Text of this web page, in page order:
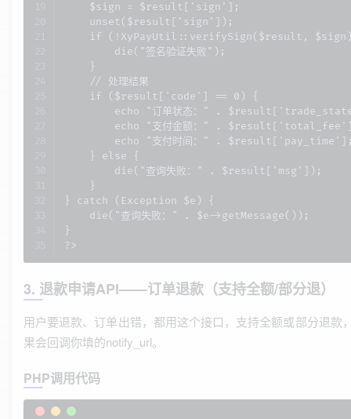
    $sign = $result['sign'];
    unset($result['sign']);
if (!XyPayUtil::verifySign($result,
        die("签名验证失败");
    }
    // 处理结果
    if ($result['code'] == 0) {
echo "订单状态：" .
echo "支付金额：" .
echo "支付时间：" .
    } else {
        die("查询失败：" . $result['msg']);
    }
} catch (Exception $e) {
    die("查询失败：" . $e->getMessage());
}
?>
3. 退款申请API——订单退款（支持全额/部分退）
用户要退款、订单出错，都用这个接口，支持全额或部分退款
果会回调你填的notify_url。
PHP调用代码